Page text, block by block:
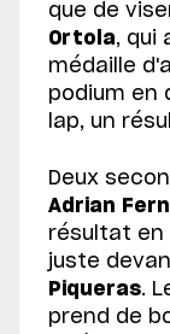
que de
Ortola, qui
médaille
podium en
lap, un
Deux
Adrian
résultat en
juste
Piqueras.
prend de